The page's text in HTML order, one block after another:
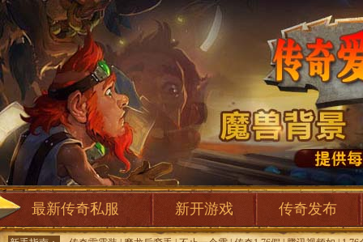
最新传奇私服 新开游戏 传奇发布